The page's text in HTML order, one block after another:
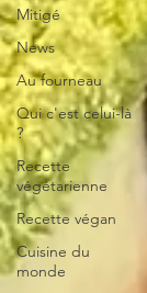
Mitigé
News
Au fourneau
Qui c'est celui-là
?
Recette
végétarienne
Recette végan
Cuisine du
monde